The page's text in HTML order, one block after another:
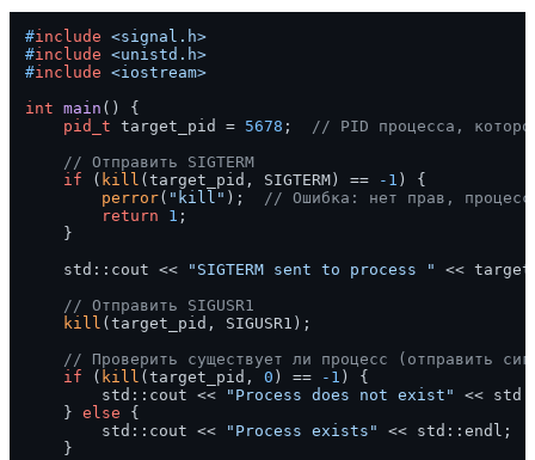
#include <signal.h>
#include <unistd.h>
#include <iostream>
int main ()
{
pid_t target_pid = 5678 ; // PID процесса,
// Отправить SIGTERM
if ( kill (target_pid, SIGTERM) == -1 ) {
perror( "kill" ); // Ошибка: нет прав, процесс
return
1 ;
    }
    std::cout <<
"SIGTERM sent to process "
<<
// Отправить SIGUSR1
kill (target_pid, SIGUSR1);
// Проверить существует ли процесс (отправить
if ( kill (target_pid, 0 ) == -1 ) {
        std::cout <<
"Process does not exist"
<<
    }
else {
        std::cout <<
"Process exists"
<< std::endl;
    }